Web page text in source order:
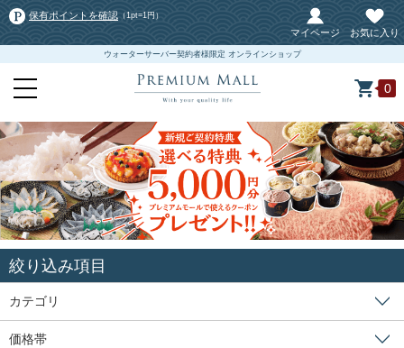
保有ポイントを確認 （1pt=1円）
マイページ お気に入り
ウォーターサーバー契約者様限定 オンラインショップ
0
絞り込み項目
カテゴリ
価格帯